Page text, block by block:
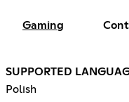
Gaming
SUPPORTED
Polish